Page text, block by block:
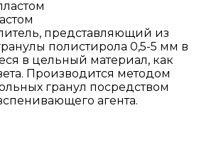
представляющий из
полистирола 0,5-5 мм в
в цельный материал, как
Производится методом
гранул посредством
агента.